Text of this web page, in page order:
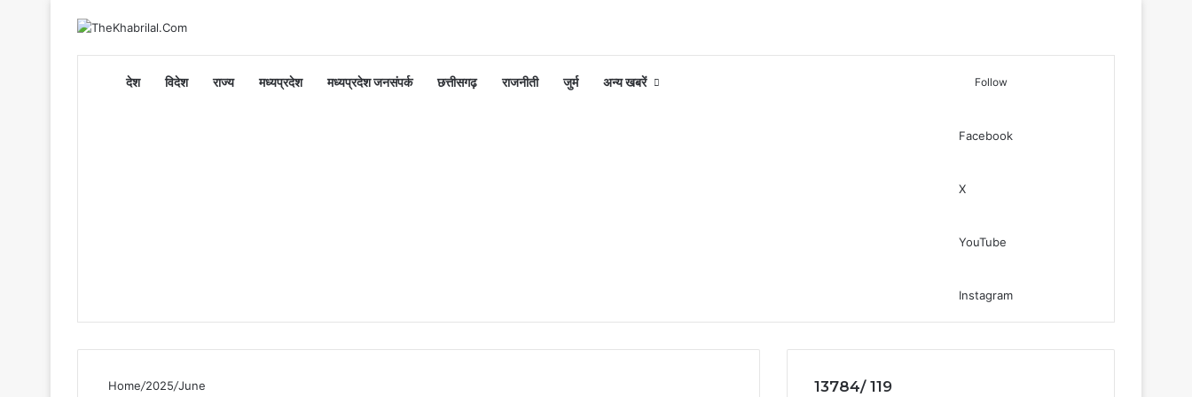
Homeदेश विदेश राज्य मध्यप्रदेश मध्यप्रदेश जनसंपर्क छत्तीसगढ़ राजनीती जुर्म अन्य खबरें Follow
Facebook
X
YouTube
Instagram
Home/2025/June 13784/ 119